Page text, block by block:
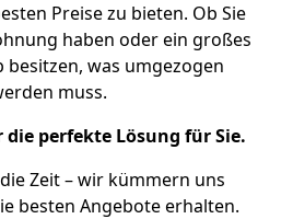
Preise zu bieten. Ob Sie
haben oder ein großes
besitzen, was umgezogen
muss.
perfekte Lösung für Sie.
Zeit – wir kümmern uns
besten Angebote erhalten.